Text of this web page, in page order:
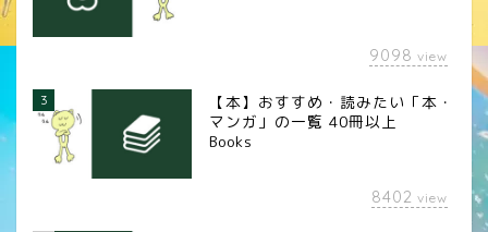
9098 view
3
【本】おすすめ・読みたい「本・
マンガ」の一覧 40冊以上
Books
8402 view